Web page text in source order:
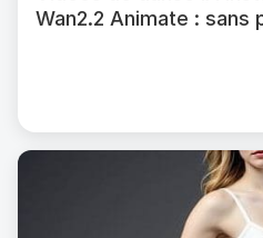
Wan2.2 Animate : sans